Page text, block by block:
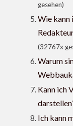
gesehen)
Wie kann
(32767x
Warum
Kann ich
Ich kann